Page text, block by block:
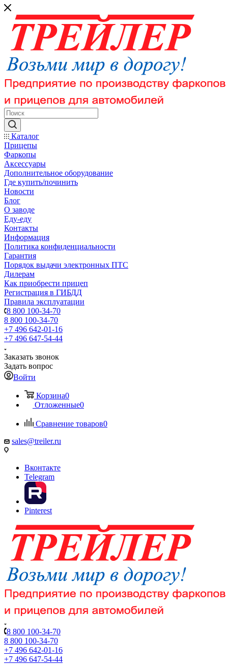
Каталог
Прицепы
Фаркопы
Аксессуары
Дополнительное оборудование
Где купить/починить
Новости
Блог
О заводе
Еду-еду
Контакты
Информация
Политика конфиденциальности
Гарантия
Порядок выдачи электронных ПТС
Дилерам
Как приобрести прицеп
Регистрация в ГИБДД
Правила эксплуатации
8 800 100-34-70
8 800 100-34-70
+7 496 642-01-16
+7 496 647-54-44
Заказать звонок
Задать вопрос
Войти
Корзина0
Отложенные0
Сравнение товаров0
sales@treiler.ru
Вконтакте
Telegram
Pinterest
8 800 100-34-70
8 800 100-34-70
+7 496 642-01-16
+7 496 647-54-44